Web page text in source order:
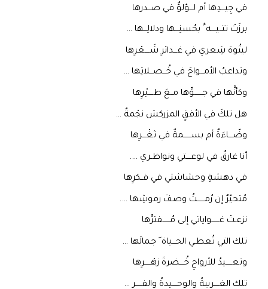
في جِيـــدِها أم لـــؤلؤٌ في صـــدرها
برزَتْ تتــيــــه ُ بحُسنِـــها ودلالِـــها …
ليتُوهَ شِعري في غـــدائرِ شَــــعْرِها
وتداعبُ الأمـــواجَ في خُـــصـــلاتِها …
وكأنَّها في جـــــــوِّها مــعَ طــــيْرِها
هل تلكَ في الأفقٍ المزركش نجْمةٌ …
وضّــــاءَةٌ أم بســــــمةٌ في ثغْـــرِها
أنا غارقٌ في لوعــــتي ونواظـري ….
في دهشةٍ وحشاشتي في فــكرِها
مُتحيّرٌ إن رُمــــــتُ وصـفَ رموشِها ….
نزعـتْ غــــــواياتي إلى مُــــــفترِّها
تلك التي تُعطـي الحـــياة َ جـمالَها …
وتعـــــيدُ للأرواحِ خُــــضرةَ زهْـــــرِها
تلك الغــــريبةُ والوحــــيدةُ والفـــــر …